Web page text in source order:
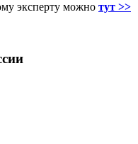
эксперту можно тут >>